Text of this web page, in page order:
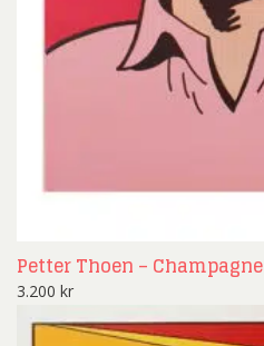
Petter Thoen – Champagne
3.200 kr